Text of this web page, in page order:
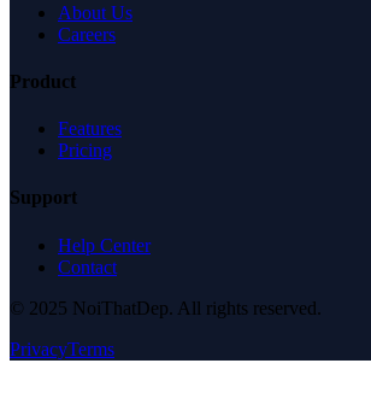
About Us
Careers
Product
Features
Pricing
Support
Help Center
Contact
© 2025 NoiThatDep. All rights reserved.
PrivacyTerms